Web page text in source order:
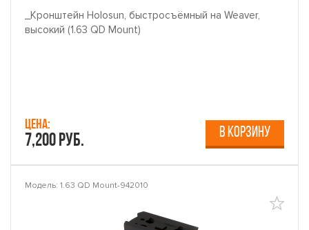
_Кронштейн Holosun, быстросъёмный на Weaver,
высокий (1.63 QD Mount)
Цена:
7,200 руб. В КОРЗИНУ
Модель: 1.63 QD Mount-942010